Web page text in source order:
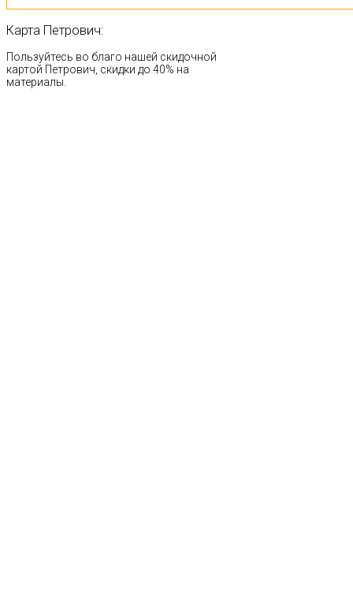
Карта Петрович:
Пользуйтесь во благо нашей скидочной
картой Петрович, скидки до 40% на
материалы.